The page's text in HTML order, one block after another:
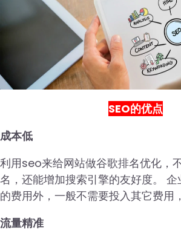
SEO的优点
成本低
利用seo来给网站做谷歌排名优化，
名，还能增加搜索引擎的友好度。
的费用外，一般不需要投入其它费用
流量精准